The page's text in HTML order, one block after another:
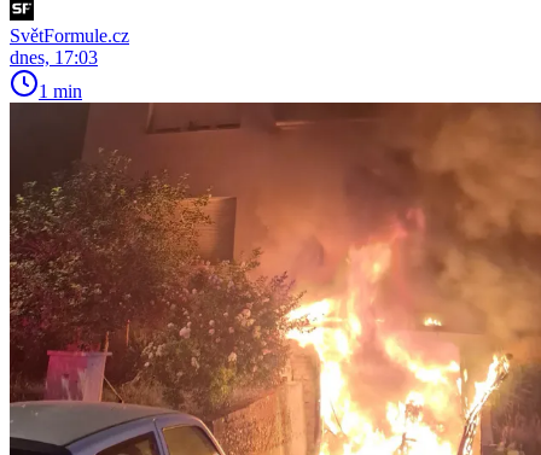
SvětFormule.cz
dnes, 17:03
1 min